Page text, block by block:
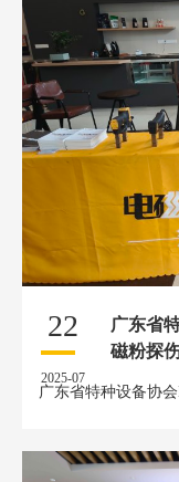
22
2025-07
广东省
磁粉探
广东省特种设备协